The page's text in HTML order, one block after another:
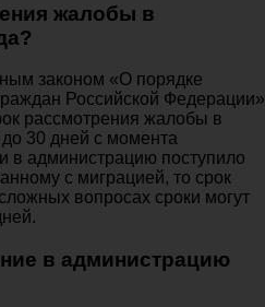
жалобы в
законом «О порядке
Российской Федерации»
рассмотрения жалобы в
30 дней с момента
в администрацию поступило
с миграцией, то срок
вопросах сроки могут
в администрацию